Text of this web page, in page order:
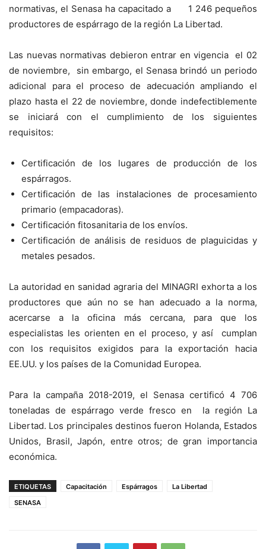
normativas, el Senasa ha capacitado a 1 246 pequeños
productores de espárrago de la región La Libertad.
Las nuevas normativas debieron entrar en vigencia el 02
de noviembre, sin embargo, el Senasa brindó un periodo
adicional para el proceso de adecuación ampliando el
plazo hasta el 22 de noviembre, donde indefectiblemente
se iniciará con el cumplimiento de los siguientes
requisitos:
Certificación de los lugares de producción de los
espárragos.
Certificación de las instalaciones de procesamiento
primario (empacadoras).
Certificación fitosanitaria de los envíos.
Certificación de análisis de residuos de plaguicidas y
metales pesados.
La autoridad en sanidad agraria del MINAGRI exhorta a los
productores que aún no se han adecuado a la norma,
acercarse a la oficina más cercana, para que los
especialistas les orienten en el proceso, y así cumplan
con los requisitos exigidos para la exportación hacia
EE.UU. y los países de la Comunidad Europea.
Para la campaña 2018-2019, el Senasa certificó 4 706
toneladas de espárrago verde fresco en la región La
Libertad. Los principales destinos fueron Holanda, Estados
Unidos, Brasil, Japón, entre otros; de gran importancia
económica.
ETIQUETAS Capacitación Espárragos
La Libertad
SENASA